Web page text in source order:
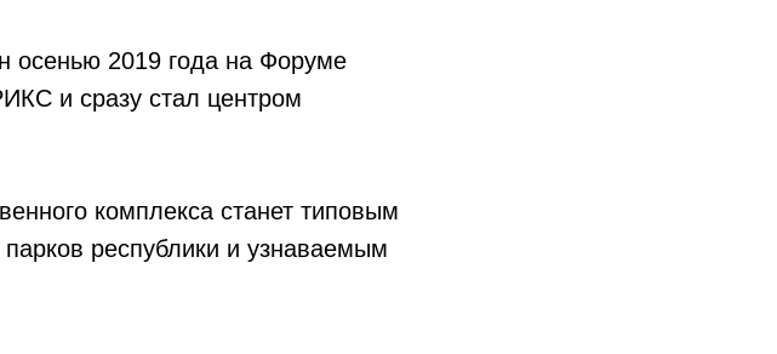
осенью 2019 года на Форуме
и сразу стал центром
комплекса станет типовым
республики и узнаваемым